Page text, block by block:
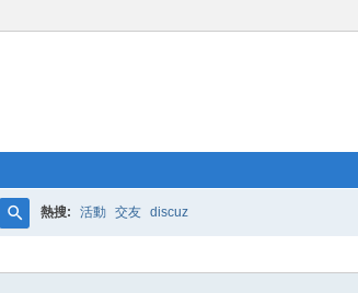
索
熱搜: 活動 交友 discuz